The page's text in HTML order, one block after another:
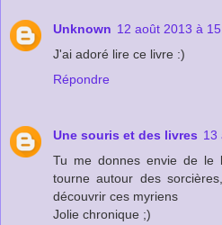
Unknown 12 août 2013 à
J'ai adoré lire ce livre :)
Répondre
Une souris et des livres 13
Tu me donnes envie de le
tourne autour des
découvrir ces myriens
Jolie chronique ;)